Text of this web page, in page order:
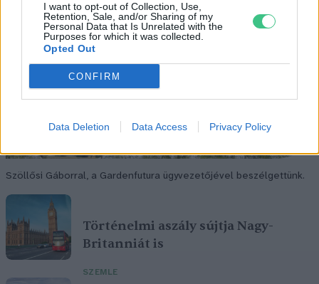
I want to opt-out of Collection, Use,
Retention, Sale, and/or Sharing of my
Personal Data that Is Unrelated with the
Purposes for which it was collected.
Opted Out
CONFIRM
Data Deletion Data Access Privacy Policy
Szöllősi Gáborral, a Gardenfutura ügyvezetőjével beszélgettünk.
Történelmi aszály sújtja Nagy-
Britanniát is
SZEMLE